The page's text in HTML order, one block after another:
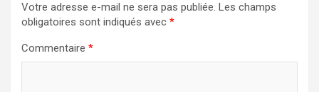
Votre adresse e-mail ne sera pas publiée. Les champs
obligatoires sont indiqués avec *
Commentaire *